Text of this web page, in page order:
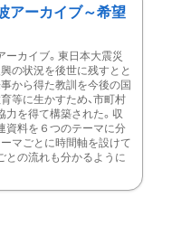
アーカイブ～希望
ーカイブ。東日本大震災
の状況を後世に残すとと
事から得た教訓を今後の国
等に生かすため、市町村
力を得て構築された。収
資料を６つのテーマに分
マごとに時間軸を設けて
との流れも分かるように